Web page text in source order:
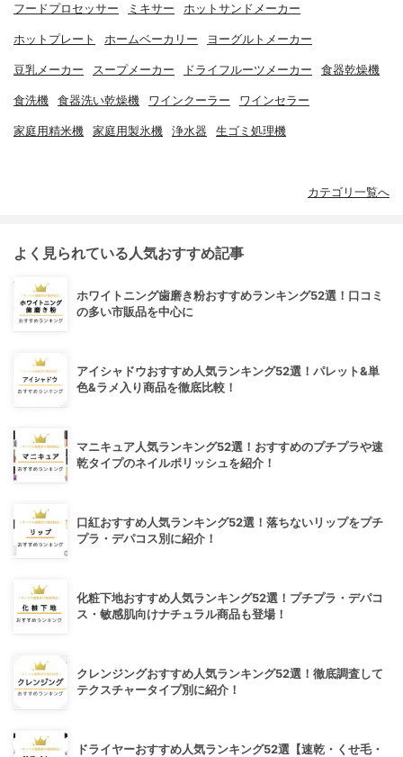
フードプロセッサー ミキサー ホットサンドメーカー
ホットプレート ホームベーカリー ヨーグルトメーカー
豆乳メーカー スープメーカー ドライフルーツメーカー 食器乾燥機
食洗機 食器洗い乾燥機 ワインクーラー ワインセラー
家庭用精米機 家庭用製氷機 浄水器 生ゴミ処理機
カテゴリ一覧へ
よく見られている人気おすすめ記事
ホワイトニング歯磨き粉おすすめランキング52選！口コミ
の多い市販品を中心に
アイシャドウおすすめ人気ランキング52選！パレット&単
色&ラメ入り商品を徹底比較！
マニキュア人気ランキング52選！おすすめのプチプラや速
乾タイプのネイルポリッシュを紹介！
口紅おすすめ人気ランキング52選！落ちないリップをプチ
プラ・デパコス別に紹介！
化粧下地おすすめ人気ランキング52選！プチプラ・デパコ
ス・敏感肌向けナチュラル商品も登場！
クレンジングおすすめ人気ランキング52選！徹底調査して
テクスチャータイプ別に紹介！
ドライヤーおすすめ人気ランキング52選【速乾・くせ毛・